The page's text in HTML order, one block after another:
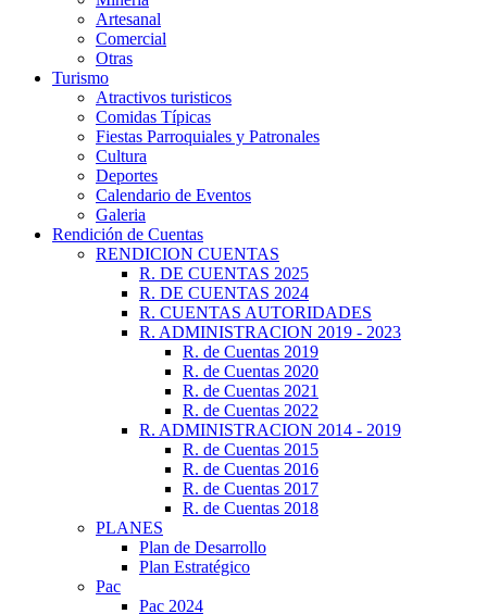
Artesanal
Comercial
Otras
Turismo
Atractivos turisticos
Comidas Típicas
Fiestas Parroquiales y Patronales
Cultura
Deportes
Calendario de Eventos
Galeria
Rendición de Cuentas
RENDICION CUENTAS
R. DE CUENTAS 2025
R. DE CUENTAS 2024
R. CUENTAS AUTORIDADES
R. ADMINISTRACION 2019 - 2023
R. de Cuentas 2019
R. de Cuentas 2020
R. de Cuentas 2021
R. de Cuentas 2022
R. ADMINISTRACION 2014 - 2019
R. de Cuentas 2015
R. de Cuentas 2016
R. de Cuentas 2017
R. de Cuentas 2018
PLANES
Plan de Desarrollo
Plan Estratégico
Pac
Pac 2024